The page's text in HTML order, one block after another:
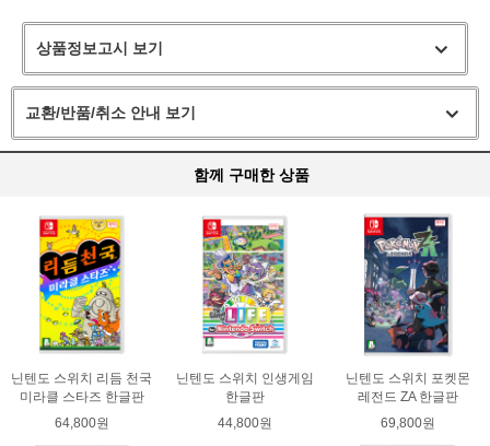
상품정보고시 보기
교환/반품/취소 안내 보기
함께 구매한 상품
닌텐도 스위치 리듬 천국
미라클 스타즈 한글판
64,800원
닌텐도 스위치 인생게임
한글판
44,800원
닌텐도 스위치 포켓몬
레전드 ZA 한글판
69,800원